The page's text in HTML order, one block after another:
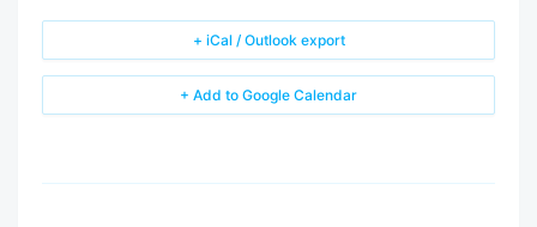
+ Add to Google Calendar
+ iCal / Outlook export